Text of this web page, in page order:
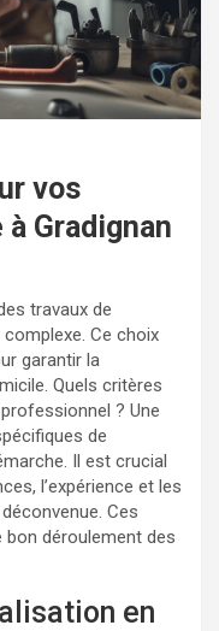
vos
Gradignan
travaux de
complexe. Ce choix
garantir la
Quels critères
? Une
de
Il est crucial
l’expérience et les
Ces
déroulement des
en